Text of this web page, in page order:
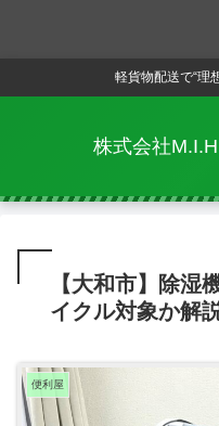
軽貨物配送で“理
株式会社
【大和市】除湿
イクル対象か解
便利屋